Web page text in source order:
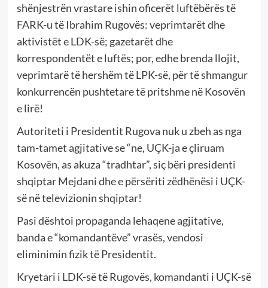
shënjestrën vrastare ishin oficerët luftëbërës të
FARK-u të Ibrahim Rugovës: veprimtarët dhe
aktivistët e LDK-së; gazetarët dhe
korrespondentët e luftës; por, edhe brenda llojit,
veprimtarë të hershëm të LPK-së, për të shmangur
konkurrencën pushtetare të pritshme në Kosovën
e lirë!
Autoriteti i Presidentit Rugova nuk u zbeh as nga
tam-tamet agjitative se “ne, UÇK-ja e çliruam
Kosovën, as akuza “tradhtar”, siç bëri presidenti
shqiptar Mejdani dhe e përsëriti zëdhënësi i UÇK-
së në televizionin shqiptar!
Pasi dështoi propaganda lehaqene agjitative,
banda e “komandantëve” vrasës, vendosi
eliminimin fizik të Presidentit.
Kryetari i LDK-së të Rugovës, komandanti i UÇK-së